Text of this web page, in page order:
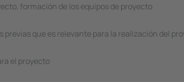
formación de los equipos de proyecto
que es relevante para la realización del
el proyecto